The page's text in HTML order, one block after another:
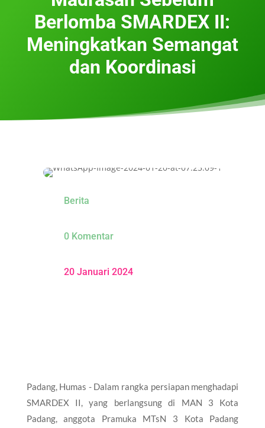
Berlomba SMARDEX II:
Meningkatkan Semangat
dan Koordinasi
Berita
0 Komentar
20 Januari 2024
Padang, Humas - Dalam rangka persiapan menghadapi
SMARDEX II, yang berlangsung di MAN 3 Kota
Padang, anggota Pramuka MTsN 3 Kota Padang